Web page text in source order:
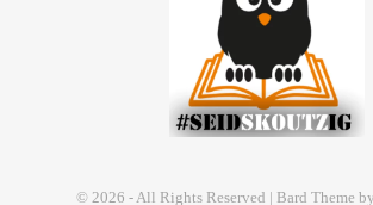
© 2026 - All Rights Reserved | Bard Theme